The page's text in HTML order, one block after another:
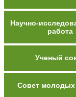
Научно-
работа
Ученый
Совет молодых